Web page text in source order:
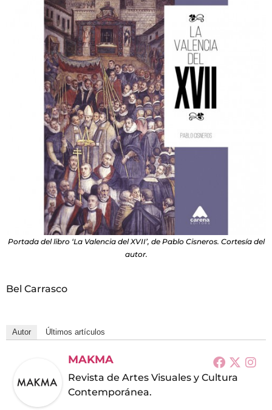
Portada del libro ‘La Valencia del XVII’, de Pablo Cisneros. Cortesía del
autor.
Bel Carrasco
Autor Últimos artículos
MAKMA
Revista de Artes Visuales y Cultura
Contemporánea.